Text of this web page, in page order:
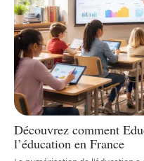
Découvrez comment
l’éducation en France